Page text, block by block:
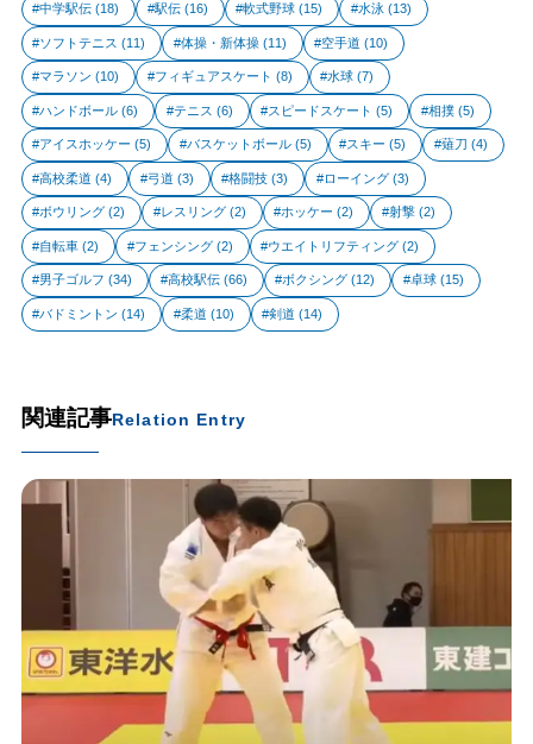
中学駅伝 (18) 駅伝(16) 軟式野球 (15) 水泳 (13)
ソフトテニス (11) 体操・新体操(11) 空手道 (10)
マラソン (10) フィギュアスケート (8) 水球 (7)
ハンドボール (6) テニス (6) スピードスケート (5) 相撲(5)
アイスホッケー (5) バスケットボール(5) スキー (5) 薙刀 (4)
高校柔道 (4) 弓道 (3) 格闘技 (3) ローイング(3)
ボウリング (2) レスリング(2) ホッケー (2) 射撃(2)
自転車 (2) フェンシング(2) ウエイトリフティング (2)
男子ゴルフ (34) 高校駅伝(66) ボクシング (12) 卓球(15)
バドミントン (14) 柔道 (10) 剣道 (14)
関連記事Relation Entry